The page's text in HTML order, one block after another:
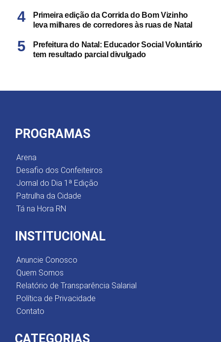
Primeira edição da Corrida do Bom Vizinho
leva milhares de corredores às ruas de Natal
Prefeitura do Natal: Educador Social Voluntário
tem resultado parcial divulgado
PROGRAMAS
Arena
Desafio dos Confeiteiros
Jornal do Dia 1ª Edição
Patrulha da Cidade
Tá na Hora RN
INSTITUCIONAL
Anuncie Conosco
Quem Somos
Relatório de Transparência Salarial
Política de Privacidade
Contato
CATEGORIAS